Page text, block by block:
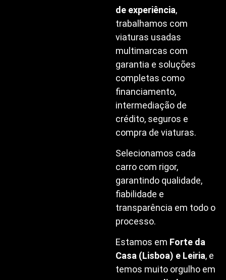
de experiência,
trabalhamos com
viaturas usadas
multimarcas com
garantia e soluções
completas como
financiamento,
intermediação de
crédito, seguros e
compra de viaturas.
Selecionamos cada
carro com rigor,
garantindo qualidade,
fiabilidade e
transparência em todo o
processo.
Estamos em Forte da
Casa (Lisboa) e Leiria, e
temos muito orgulho em